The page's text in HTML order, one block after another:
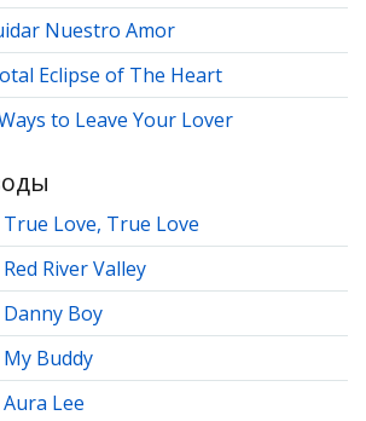
Nuestro Amor
Eclipse of The Heart
to Leave Your Lover
True Love, True Love
Red River Valley
Danny Boy
My Buddy
Aura Lee